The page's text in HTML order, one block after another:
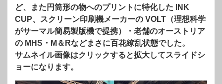
ど、また円筒形の物へのプリントに特化した INK
CUP、スクリーン印刷機メーカーの VOLT（理想科学
がサーマル簡易製版機で提携）・老舗のオーストリア
の MHS・M＆Rなどまさに百花繚乱状態でした。
サムネイル画像はクリックすると拡大してスライドシ
ョーになります。